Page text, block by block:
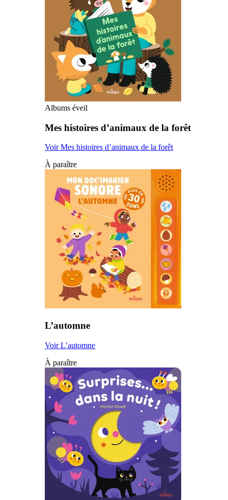
Albums éveil
Mes histoires d’animaux de la forêt
Voir Mes histoires d’animaux de la forêt
À paraître
L’automne
Voir L’automne
À paraître